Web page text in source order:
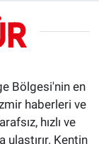
Bölgesi'nin en
haberleri ve
hızlı ve
ulaştırır. Kentin